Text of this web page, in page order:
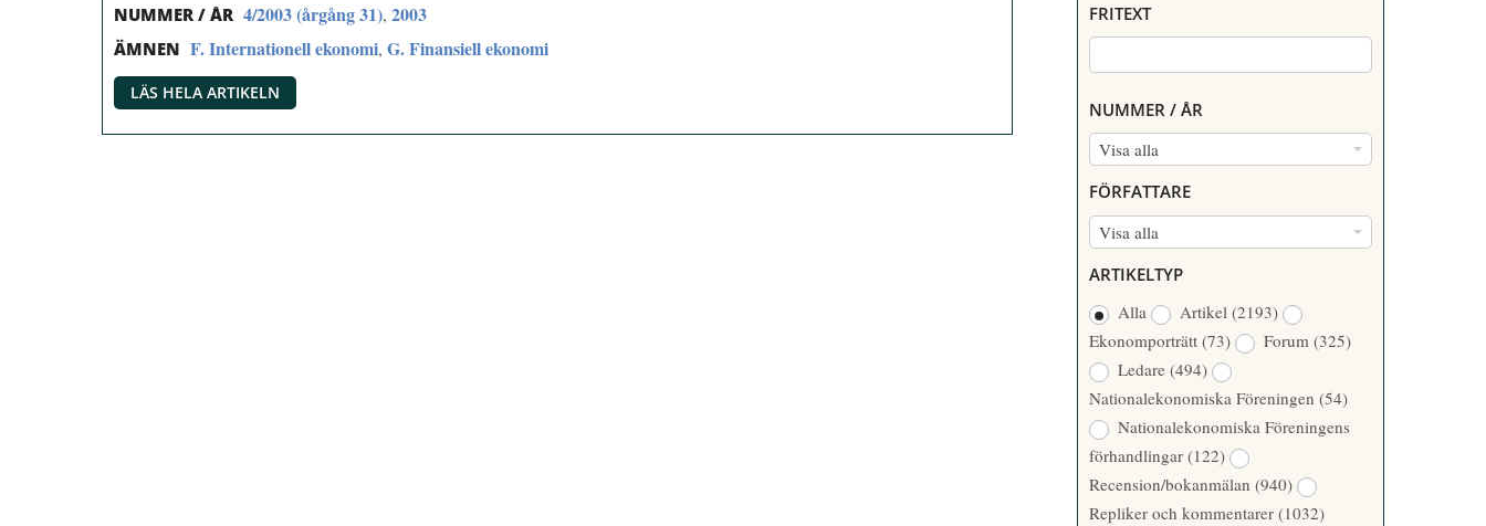
NUMMER / ÅR 4/2003 (årgång 31), 2003
ÄMNEN F. Internationell ekonomi, G. Finansiell ekonomi
LÄS HELA ARTIKELN
FRITEXT
NUMMER / ÅR
Visa alla
N
M
M
/
Å
R
FÖRFATTARE
Visa alla
R
F
A
T
T
A
R
E
ARTIKELTYP
Alla
Artikel (2193)
Ekonomporträtt (73) Forum (325)
Ledare (494)
Nationalekonomiska Föreningen (54)
Nationalekonomiska Föreningens
förhandlingar (122)
Recension/bokanmälan (940)
Repliker och kommentarer (1032)